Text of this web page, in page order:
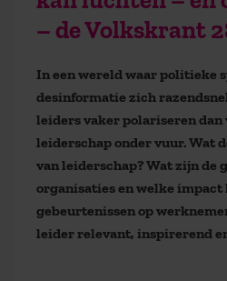
– de Volkskrant
In een wereld waar politieke
desinformatie zich
leiders vaker polariseren
leiderschap onder vuur. Wat
van leiderschap? Wat zijn de
organisaties en welke impact
gebeurtenissen op
leider relevant, inspirerend